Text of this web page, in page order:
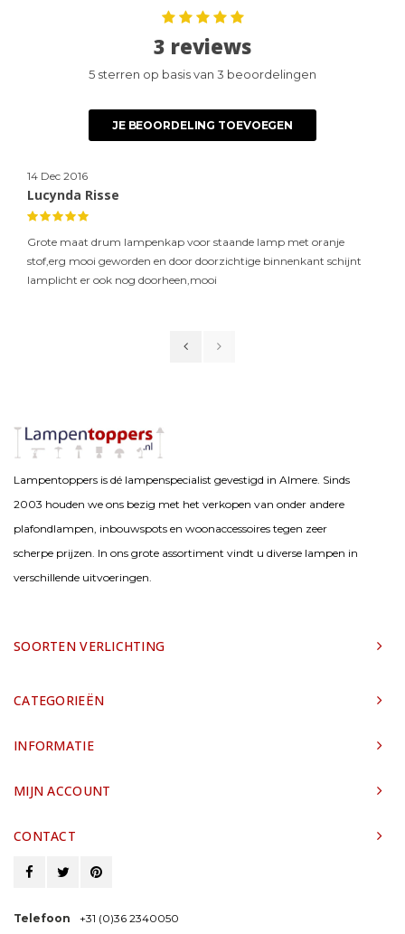
3 reviews
5 sterren op basis van 3 beoordelingen
JE BEOORDELING TOEVOEGEN
14 Dec 2016
Lucynda Risse
Grote maat drum lampenkap voor staande lamp met oranje
stof,erg mooi geworden en door doorzichtige binnenkant schijnt
lamplicht er ook nog doorheen,mooi
Lampentoppers is dé lampenspecialist gevestigd in Almere. Sinds
2003 houden we ons bezig met het verkopen van onder andere
plafondlampen, inbouwspots en woonaccessoires tegen zeer
scherpe prijzen. In ons grote assortiment vindt u diverse lampen in
verschillende uitvoeringen.
SOORTEN VERLICHTING
CATEGORIEËN
INFORMATIE
MIJN ACCOUNT
CONTACT
Telefoon +31 (0)36 2340050